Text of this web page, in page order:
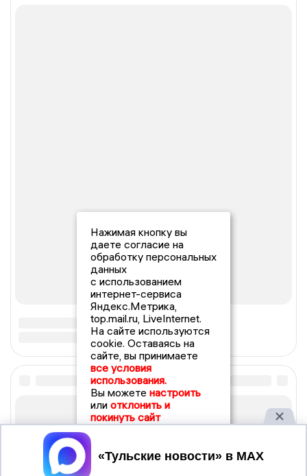
Нажимая кнопку вы
даете согласие на
обработку персональных
данных
с использованием
интернет-сервиса
Яндекс.Метрика,
top.mail.ru, LiveInternet.
На сайте используются
cookie. Оставаясь на
сайте, вы принимаете
все условия
использования.
Вы можете настроить
или отклонить и
покинуть сайт
Принять